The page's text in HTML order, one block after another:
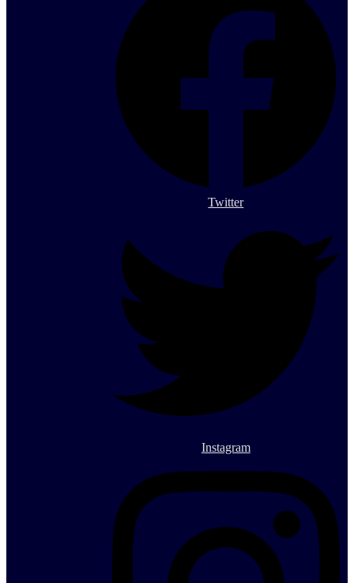
Twitter
Instagram